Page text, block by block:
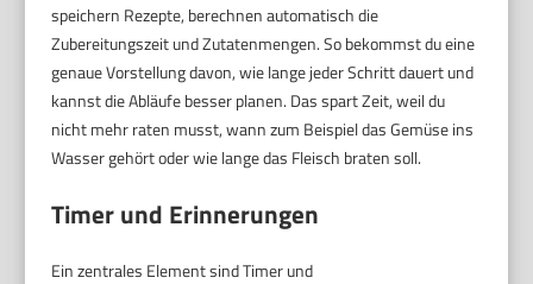
speichern Rezepte, berechnen automatisch die
Zubereitungszeit und Zutatenmengen. So bekommst du eine
genaue Vorstellung davon, wie lange jeder Schritt dauert und
kannst die Abläufe besser planen. Das spart Zeit, weil du
nicht mehr raten musst, wann zum Beispiel das Gemüse ins
Wasser gehört oder wie lange das Fleisch braten soll.
Timer und Erinnerungen
Ein zentrales Element sind Timer und